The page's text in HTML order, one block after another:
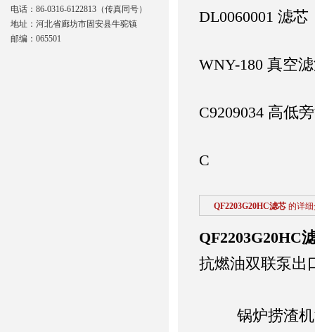
DL0060001 滤芯
WNY-180 真空
C9209034 高低
C
QF2203G20HC滤芯 的详
QF2203G20HC
抗燃油双联泵出
锅炉捞渣机
电话：86-0316-6122813（传真同号）
地址：河北省廊坊市固安县牛驼镇
邮编：065501